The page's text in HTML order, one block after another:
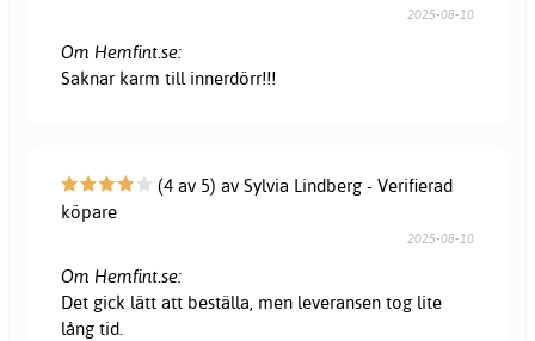
2025-08-10
Om Hemfint.se:
Saknar karm till innerdörr!!!
(4 av 5) av Sylvia Lindberg - Verifierad
köpare
2025-08-10
Om Hemfint.se:
Det gick lätt att beställa, men leveransen tog lite
lång tid.